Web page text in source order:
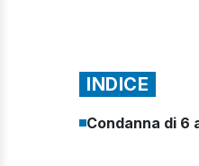
INDICE
Condanna di 6